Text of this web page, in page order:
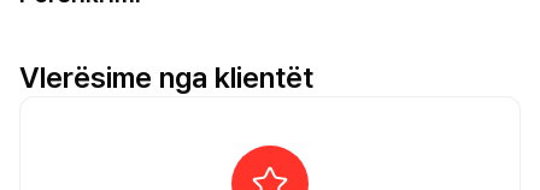
Vlerësime nga klientët